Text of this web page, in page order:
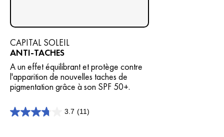
CAPITAL SOLEIL
ANTI-TACHES
A un effet équilibrant et protège contre
l'apparition de nouvelles taches de
pigmentation grâce à son SPF 50+.
3.7 (11)
3.7